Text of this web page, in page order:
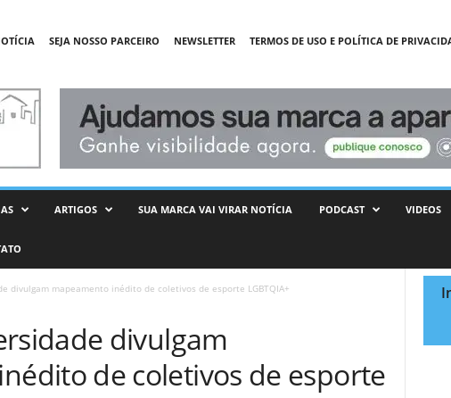
SEJA NOSSO PARCEIRO NEWSLETTER TERMOS DE USO E POLÍTICA DE
ARTIGOS SUA MARCA VAI VIRAR NOTÍCIA PODCAST VIDEOS
divulgam mapeamento inédito de coletivos de esporte LGBTQIA+
divulgam
de coletivos de esporte